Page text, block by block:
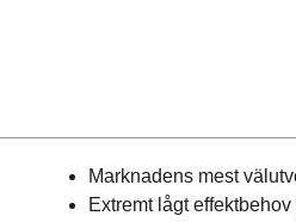
Marknadens mest
Extremt lågt